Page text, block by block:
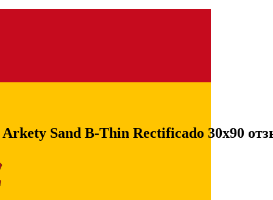
Sand B-Thin Rectificado 30x90